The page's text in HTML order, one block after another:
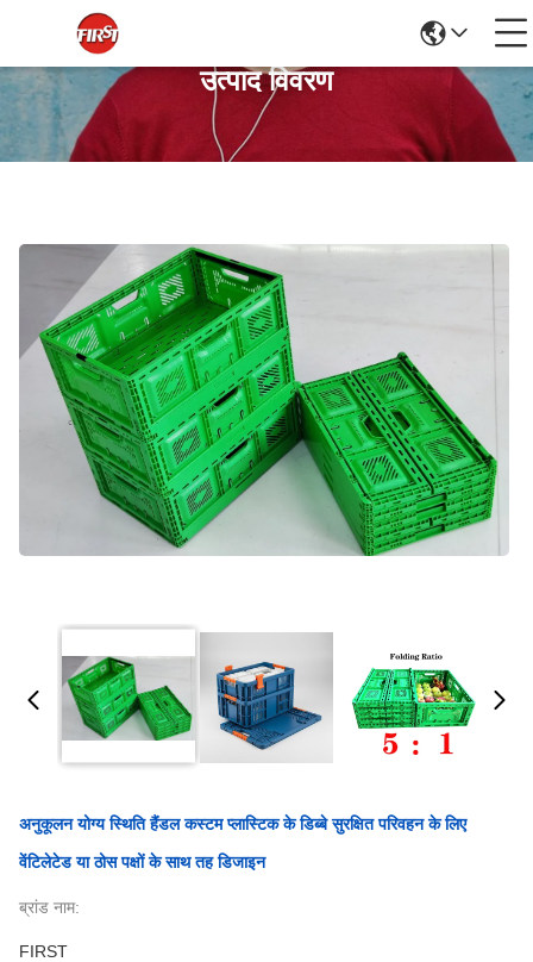
उत्पाद विवरण
अनुकूलन योग्य स्थिति हैंडल कस्टम प्लास्टिक के डिब्बे सुरक्षित परिवहन के लिए
वेंटिलेटेड या ठोस पक्षों के साथ तह डिजाइन
ब्रांड नाम:
FIRST